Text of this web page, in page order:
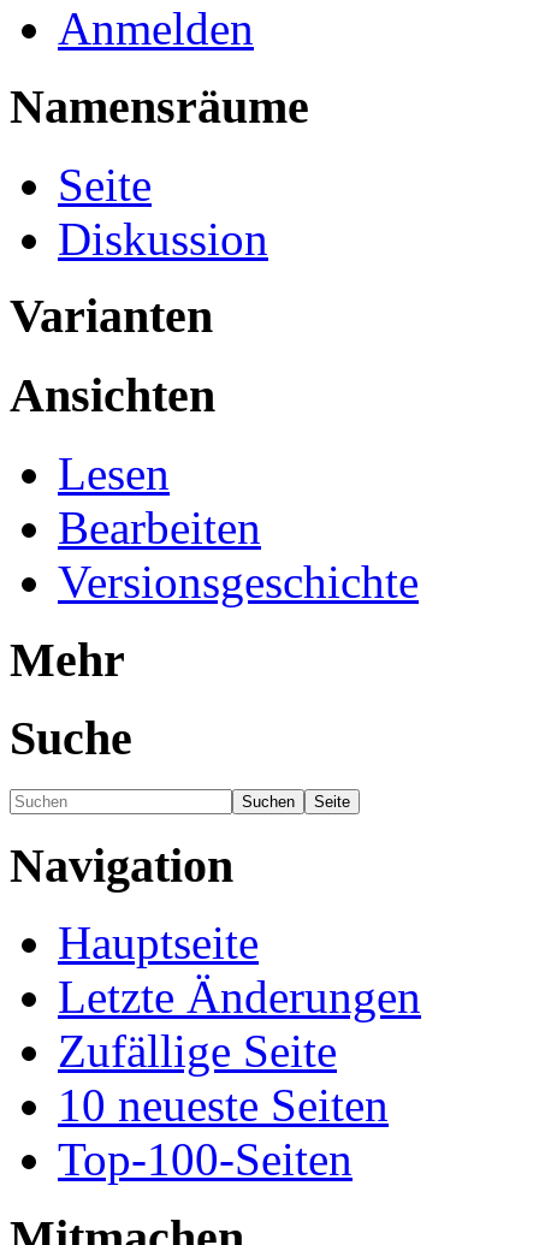
Anmelden
Namensräume
Seite
Diskussion
Varianten
Ansichten
Lesen
Bearbeiten
Versionsgeschichte
Mehr
Suche
Navigation
Hauptseite
Letzte Änderungen
Zufällige Seite
10 neueste Seiten
Top-100-Seiten